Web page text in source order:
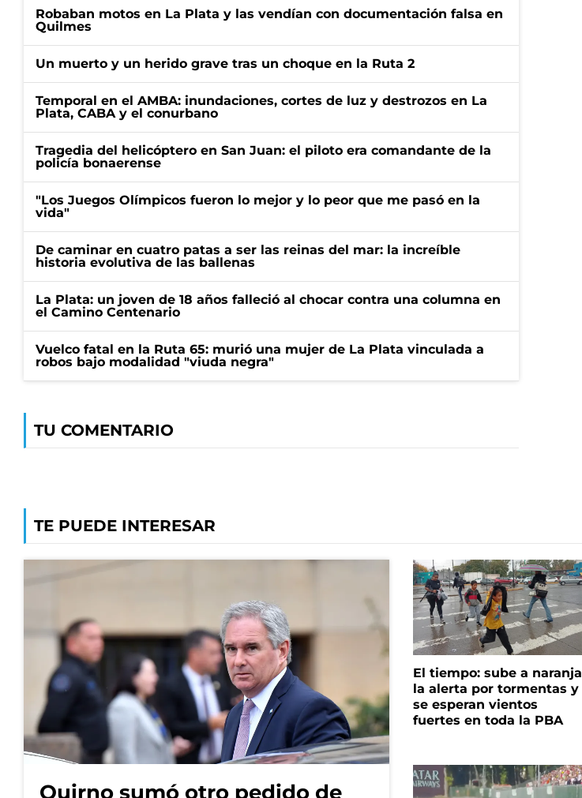
Robaban motos en La Plata y las vendían con documentación falsa en
Quilmes
Un muerto y un herido grave tras un choque en la Ruta 2
Temporal en el AMBA: inundaciones, cortes de luz y destrozos en La
Plata, CABA y el conurbano
Tragedia del helicóptero en San Juan: el piloto era comandante de la
policía bonaerense
"Los Juegos Olímpicos fueron lo mejor y lo peor que me pasó en la
vida"
De caminar en cuatro patas a ser las reinas del mar: la increíble
historia evolutiva de las ballenas
La Plata: un joven de 18 años falleció al chocar contra una columna en
el Camino Centenario
Vuelco fatal en la Ruta 65: murió una mujer de La Plata vinculada a
robos bajo modalidad "viuda negra"
TU COMENTARIO
TE PUEDE INTERESAR
Quirno sumó otro pedido de
El tiempo: sube a naranja
la alerta por tormentas y
se esperan vientos
fuertes en toda la PBA